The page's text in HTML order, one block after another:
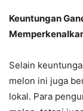
Keuntungan
Selain
melon ini juga
lokal. Para